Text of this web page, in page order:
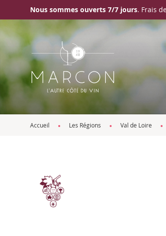
Nous sommes ouverts 7/7 jours. Frais
Accueil Les Régions Val de Loire